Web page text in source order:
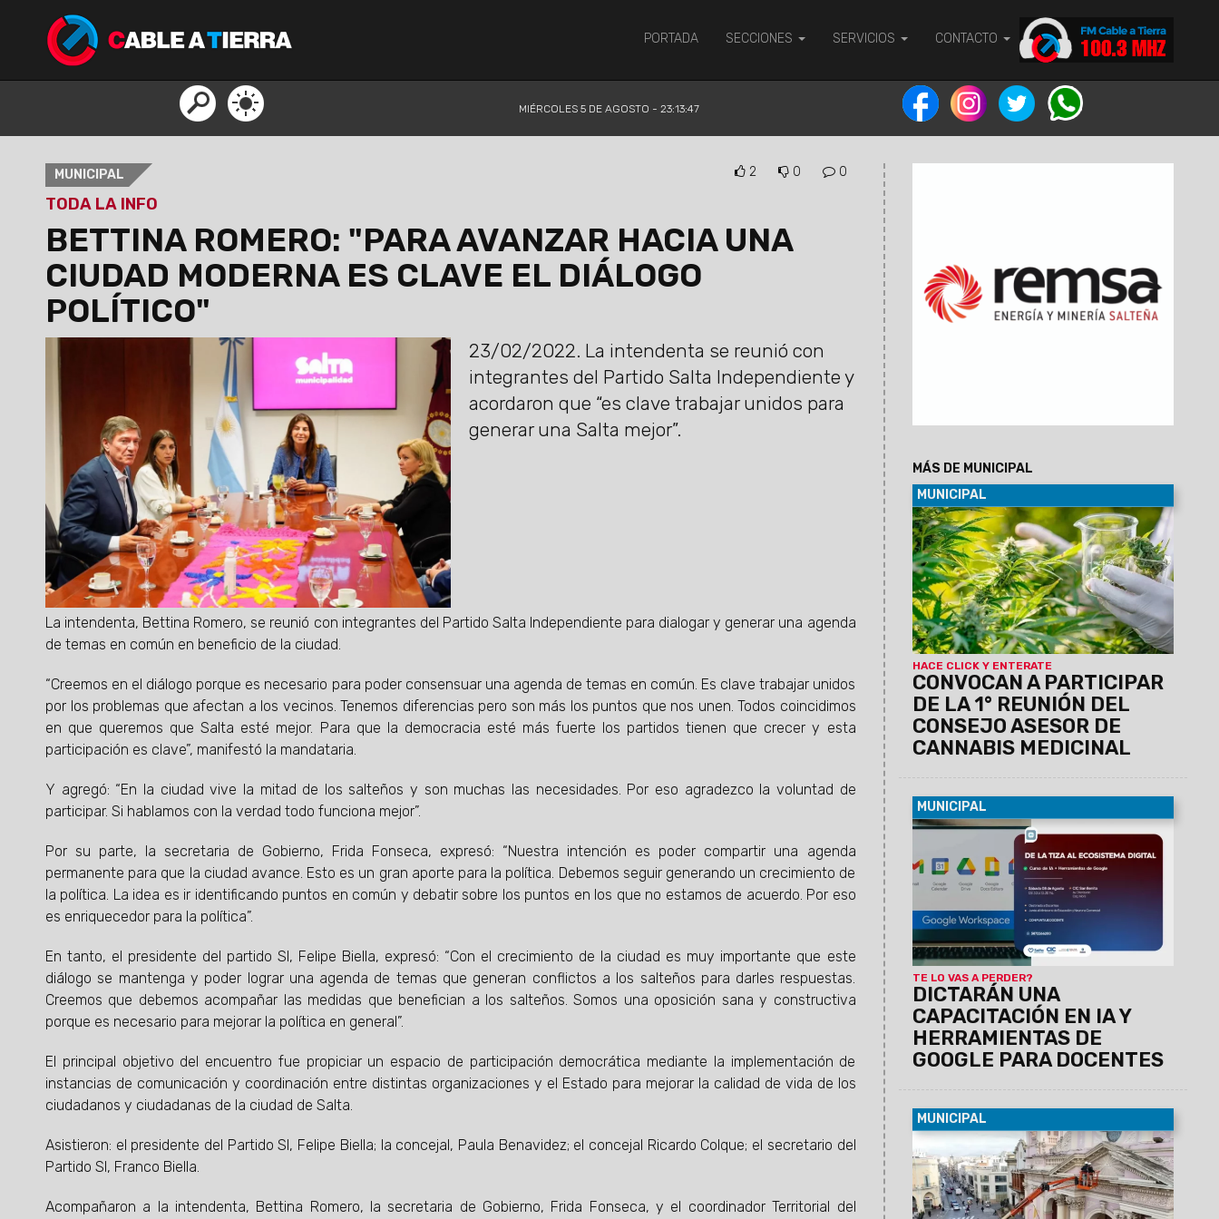
PORTADA SECCIONES SERVICIOS CONTACTO
MIÉRCOLES 5 DE AGOSTO - 23:13:48
MUNICIPAL 2 0 0
TODA LA INFO
BETTINA ROMERO: "PARA AVANZAR HACIA UNA
CIUDAD MODERNA ES CLAVE EL DIÁLOGO
POLÍTICO"
23/02/2022. La intendenta se reunió con
integrantes del Partido Salta Independiente y
acordaron que “es clave trabajar unidos para
generar una Salta mejor”.
La intendenta, Bettina Romero, se reunió con integrantes del Partido Salta Independiente para dialogar y generar una agenda
de temas en común en beneficio de la ciudad.
“Creemos en el diálogo porque es necesario para poder consensuar una agenda de temas en común. Es clave trabajar unidos
por los problemas que afectan a los vecinos. Tenemos diferencias pero son más los puntos que nos unen. Todos coincidimos
en que queremos que Salta esté mejor. Para que la democracia esté más fuerte los partidos tienen que crecer y esta
participación es clave”, manifestó la mandataria.
Y agregó: “En la ciudad vive la mitad de los salteños y son muchas las necesidades. Por eso agradezco la voluntad de
participar. Si hablamos con la verdad todo funciona mejor”.
Por su parte, la secretaria de Gobierno, Frida Fonseca, expresó: “Nuestra intención es poder compartir una agenda
permanente para que la ciudad avance. Esto es un gran aporte para la política. Debemos seguir generando un crecimiento de
la política. La idea es ir identificando puntos en común y debatir sobre los puntos en los que no estamos de acuerdo. Por eso
es enriquecedor para la política”.
En tanto, el presidente del partido SI, Felipe Biella, expresó: “Con el crecimiento de la ciudad es muy importante que este
diálogo se mantenga y poder lograr una agenda de temas que generan conflictos a los salteños para darles respuestas.
Creemos que debemos acompañar las medidas que benefician a los salteños. Somos una oposición sana y constructiva
porque es necesario para mejorar la política en general”.
El principal objetivo del encuentro fue propiciar un espacio de participación democrática mediante la implementación de
instancias de comunicación y coordinación entre distintas organizaciones y el Estado para mejorar la calidad de vida de los
ciudadanos y ciudadanas de la ciudad de Salta.
Asistieron: el presidente del Partido SI, Felipe Biella; la concejal, Paula Benavidez; el concejal Ricardo Colque; el secretario del
Partido SI, Franco Biella.
Acompañaron a la intendenta, Bettina Romero, la secretaria de Gobierno, Frida Fonseca, y el coordinador Territorial del
MÁS DE MUNICIPAL
MUNICIPAL
HACE CLICK Y ENTERATE
CONVOCAN A PARTICIPAR
DE LA 1° REUNIÓN DEL
CONSEJO ASESOR DE
CANNABIS MEDICINAL
05/08/2026 La cita será el viernes 14
de agosto a las 10 en el Concejo
Deliberante, Av. Líbano 891. El objetivo es
promover un espacio participativo,
interdisciplinario e informativo sobre la
temática.
MUNICIPAL
TE LO VAS A PERDER?
DICTARÁN UNA
CAPACITACIÓN EN IA Y
HERRAMIENTAS DE
GOOGLE PARA DOCENTES
05/08/2026 Con el objetivo de integrar
nuevas tecnologías en el aula, la
Municipalidad, junto al Ministerio de
Educación de la Provincia y Neurona
Comercial, impulsan un curso destinado
a docentes. La formación será este
sábado 8 de 8:30 a 13:30 en el CIC de
San Benito. Cuenta con puntaje.
MUNICIPAL
Como estaba previsto, la
Municipalidad inició el recambio de
luminarias con tecnología LED para poner
en valor el principal Monumento Histórico